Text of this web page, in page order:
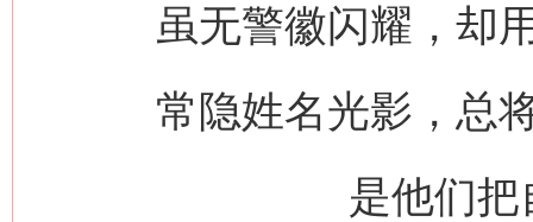
虽无警徽闪耀，却
常隐姓名光影，总
是他们